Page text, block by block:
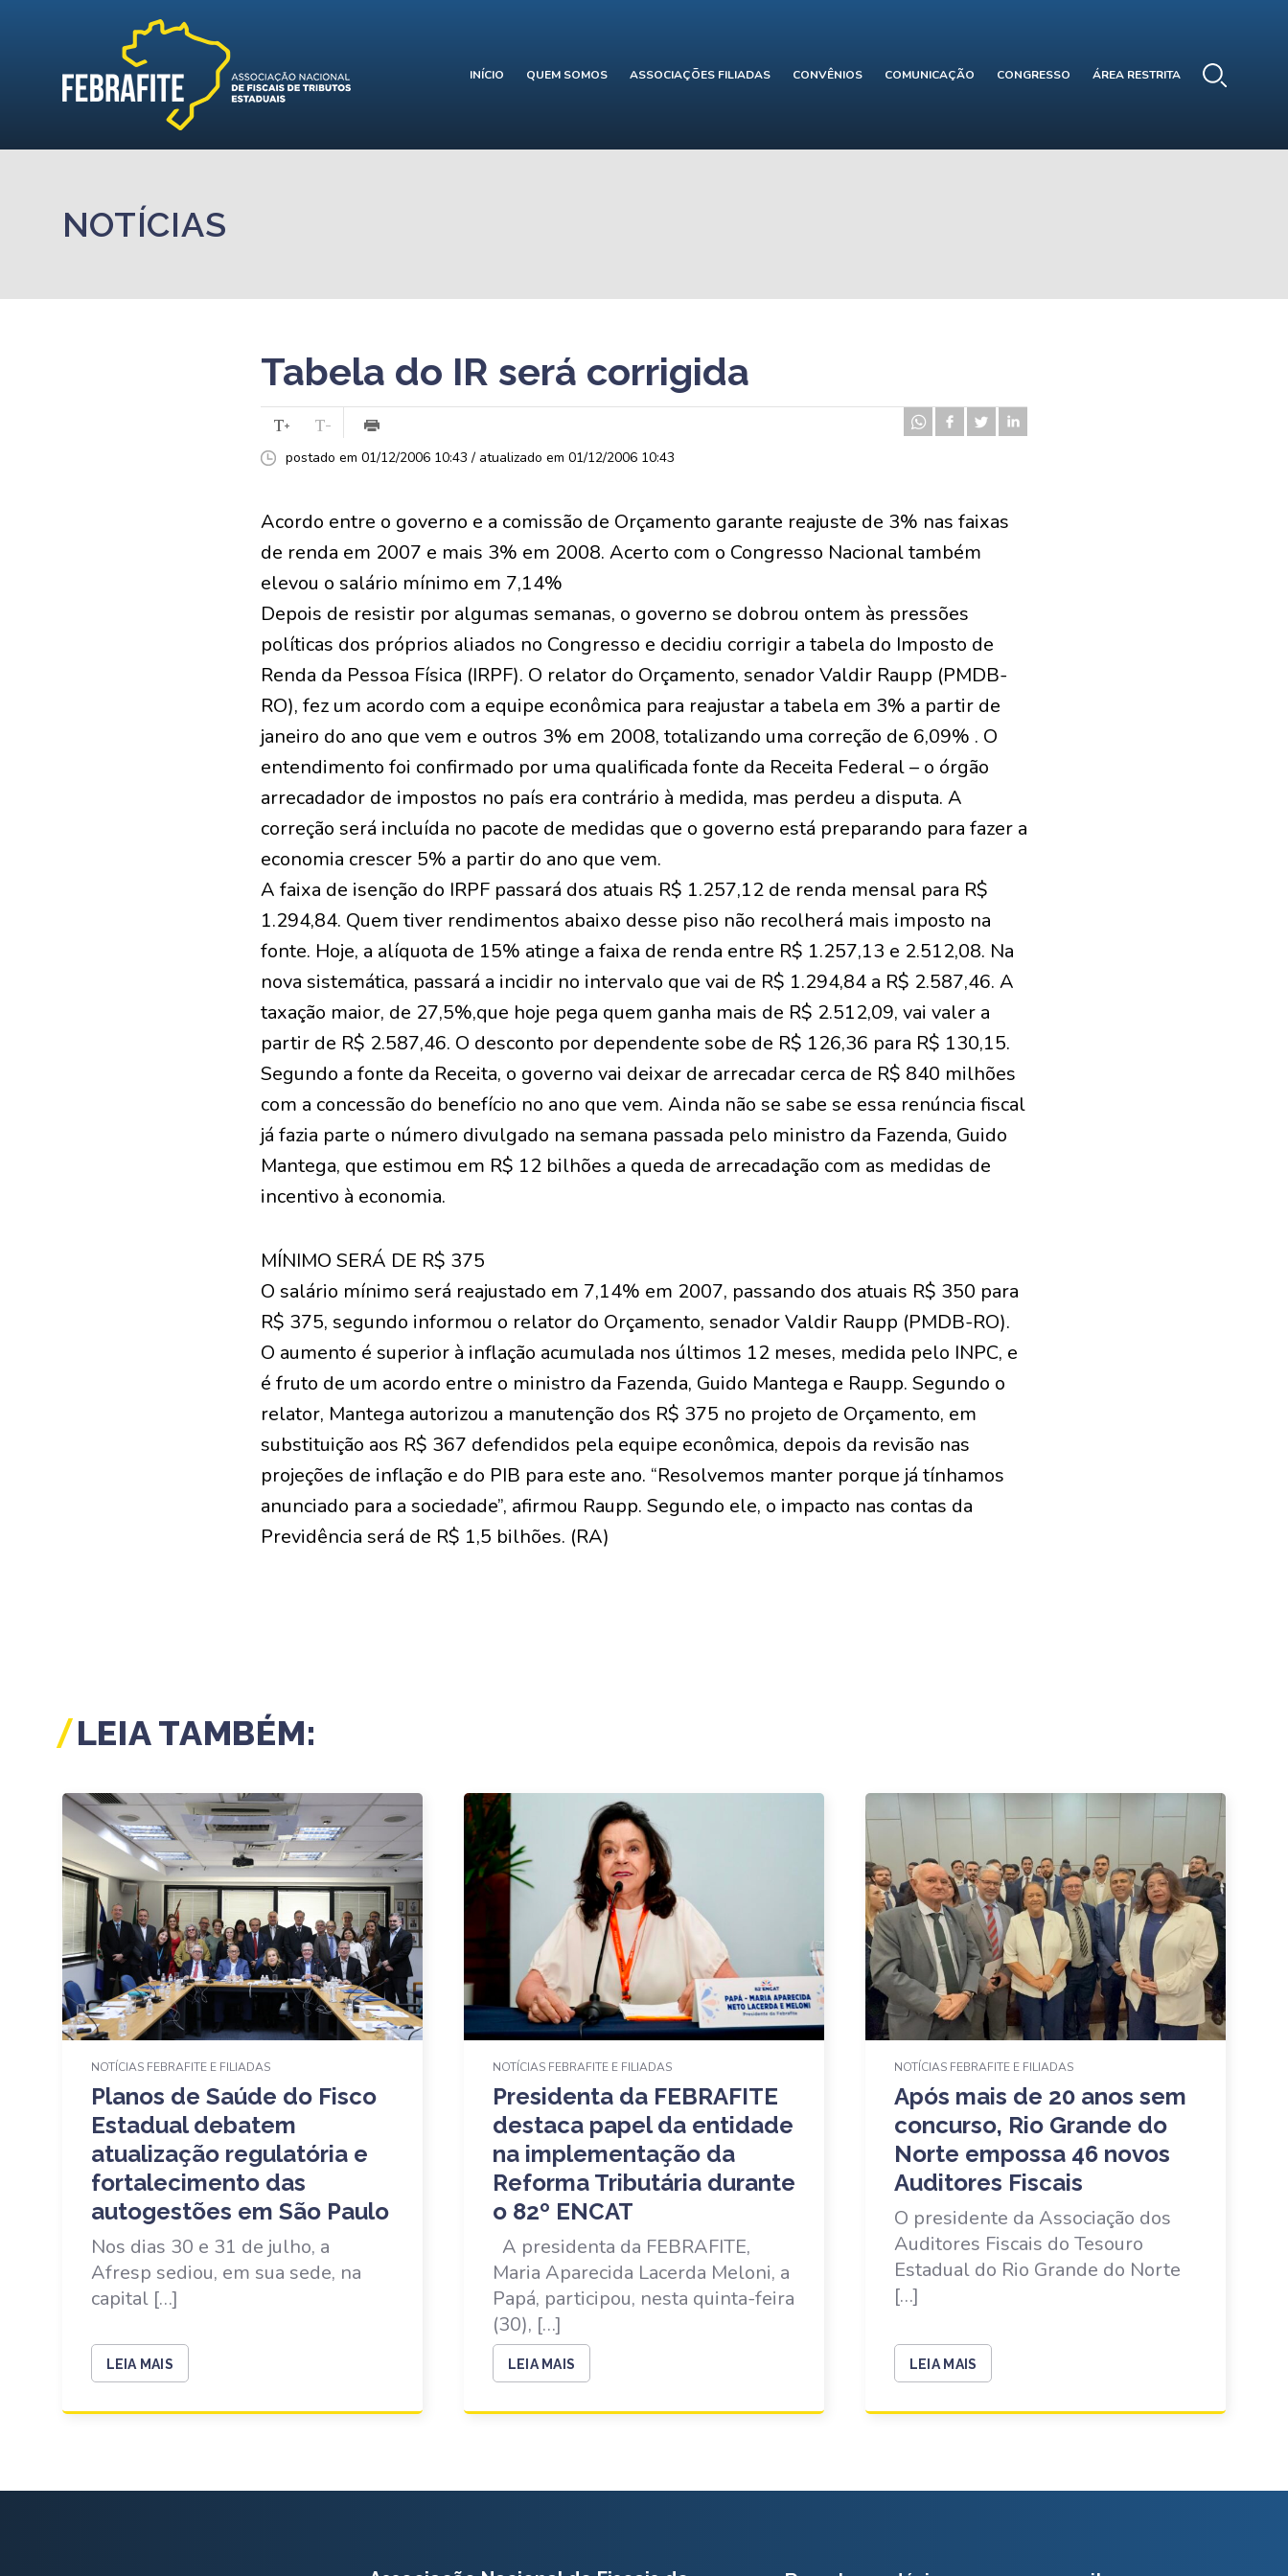
INÍCIO QUEM SOMOS ASSOCIAÇÕES FILIADAS CONVÊNIOS COMUNICAÇÃO CONGRESSO ÁREA RESTRITA
NOTÍCIAS
Tabela do IR será corrigida
postado em 01/12/2006 10:43 / atualizado em 01/12/2006 10:43
Acordo entre o governo e a comissão de Orçamento garante reajuste de 3% nas faixas
de renda em 2007 e mais 3% em 2008. Acerto com o Congresso Nacional também
elevou o salário mínimo em 7,14%
Depois de resistir por algumas semanas, o governo se dobrou ontem às pressões
políticas dos próprios aliados no Congresso e decidiu corrigir a tabela do Imposto de
Renda da Pessoa Física (IRPF). O relator do Orçamento, senador Valdir Raupp (PMDB-
RO), fez um acordo com a equipe econômica para reajustar a tabela em 3% a partir de
janeiro do ano que vem e outros 3% em 2008, totalizando uma correção de 6,09% . O
entendimento foi confirmado por uma qualificada fonte da Receita Federal – o órgão
arrecadador de impostos no país era contrário à medida, mas perdeu a disputa. A
correção será incluída no pacote de medidas que o governo está preparando para fazer a
economia crescer 5% a partir do ano que vem.
A faixa de isenção do IRPF passará dos atuais R$ 1.257,12 de renda mensal para R$
1.294,84. Quem tiver rendimentos abaixo desse piso não recolherá mais imposto na
fonte. Hoje, a alíquota de 15% atinge a faixa de renda entre R$ 1.257,13 e 2.512,08. Na
nova sistemática, passará a incidir no intervalo que vai de R$ 1.294,84 a R$ 2.587,46. A
taxação maior, de 27,5%,que hoje pega quem ganha mais de R$ 2.512,09, vai valer a
partir de R$ 2.587,46. O desconto por dependente sobe de R$ 126,36 para R$ 130,15.
Segundo a fonte da Receita, o governo vai deixar de arrecadar cerca de R$ 840 milhões
com a concessão do benefício no ano que vem. Ainda não se sabe se essa renúncia fiscal
já fazia parte o número divulgado na semana passada pelo ministro da Fazenda, Guido
Mantega, que estimou em R$ 12 bilhões a queda de arrecadação com as medidas de
incentivo à economia.
MÍNIMO SERÁ DE R$ 375
O salário mínimo será reajustado em 7,14% em 2007, passando dos atuais R$ 350 para
R$ 375, segundo informou o relator do Orçamento, senador Valdir Raupp (PMDB-RO).
O aumento é superior à inflação acumulada nos últimos 12 meses, medida pelo INPC, e
é fruto de um acordo entre o ministro da Fazenda, Guido Mantega e Raupp. Segundo o
relator, Mantega autorizou a manutenção dos R$ 375 no projeto de Orçamento, em
substituição aos R$ 367 defendidos pela equipe econômica, depois da revisão nas
projeções de inflação e do PIB para este ano. “Resolvemos manter porque já tínhamos
anunciado para a sociedade”, afirmou Raupp. Segundo ele, o impacto nas contas da
Previdência será de R$ 1,5 bilhões. (RA)
LEIA TAMBÉM:
NOTÍCIAS FEBRAFITE E FILIADAS
Planos de Saúde do Fisco
Estadual debatem
atualização regulatória e
fortalecimento das
autogestões em São Paulo
Nos dias 30 e 31 de julho, a
Afresp sediou, em sua sede, na
capital […]
LEIA MAIS
NOTÍCIAS FEBRAFITE E FILIADAS
Presidenta da FEBRAFITE
destaca papel da entidade
na implementação da
Reforma Tributária durante
o 82º ENCAT
A presidenta da FEBRAFITE,
Maria Aparecida Lacerda Meloni, a
Papá, participou, nesta quinta-feira
(30), […]
LEIA MAIS
NOTÍCIAS FEBRAFITE E FILIADAS
Após mais de 20 anos sem
concurso, Rio Grande do
Norte empossa 46 novos
Auditores Fiscais
O presidente da Associação dos
Auditores Fiscais do Tesouro
Estadual do Rio Grande do Norte
[…]
LEIA MAIS